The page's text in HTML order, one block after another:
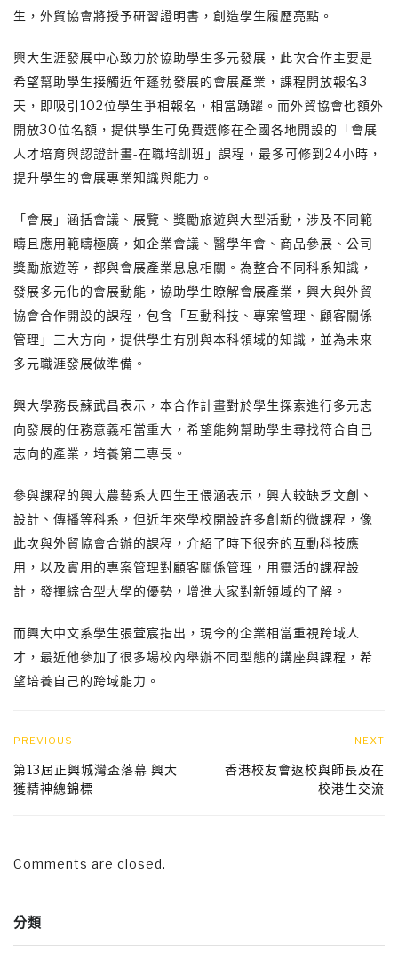
生，外貿協會將授予研習證明書，創造學生履歷亮點。
興大生涯發展中心致力於協助學生多元發展，此次合作主要是
希望幫助學生接觸近年蓬勃發展的會展產業，課程開放報名3
天，即吸引102位學生爭相報名，相當踴躍。而外貿協會也額外
開放30位名額，提供學生可免費選修在全國各地開設的「會展
人才培育與認證計畫-在職培訓班」課程，最多可修到24小時，
提升學生的會展專業知識與能力。
「會展」涵括會議、展覽、獎勵旅遊與大型活動，涉及不同範
疇且應用範疇極廣，如企業會議、醫學年會、商品參展、公司
獎勵旅遊等，都與會展產業息息相關。為整合不同科系知識，
發展多元化的會展動能，協助學生瞭解會展產業，興大與外貿
協會合作開設的課程，包含「互動科技、專案管理、顧客關係
管理」三大方向，提供學生有別與本科領域的知識，並為未來
多元職涯發展做準備。
興大學務長蘇武昌表示，本合作計畫對於學生探索進行多元志
向發展的任務意義相當重大，希望能夠幫助學生尋找符合自己
志向的產業，培養第二專長。
參與課程的興大農藝系大四生王偎涵表示，興大較缺乏文創、
設計、傳播等科系，但近年來學校開設許多創新的微課程，像
此次與外貿協會合辦的課程，介紹了時下很夯的互動科技應
用，以及實用的專案管理對顧客關係管理，用靈活的課程設
計，發揮綜合型大學的優勢，增進大家對新領域的了解。
而興大中文系學生張萓宸指出，現今的企業相當重視跨域人
才，最近他參加了很多場校內舉辦不同型態的講座與課程，希
望培養自己的跨域能力。
PREVIOUS
第13屆正興城灣盃落幕 興大
獲精神總錦標
NEXT
香港校友會返校與師長及在
校港生交流
Comments are closed.
分類